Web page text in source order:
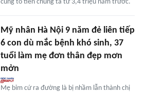
cùng tổ tiên chúng ta từ 3,4 triệu năm trước.
Mỹ nhân Hà Nội 9 năm đẻ liên tiếp
6 con dù mắc bệnh khó sinh, 37
tuổi làm mẹ đơn thân đẹp mơn
mởn
Mẹ bỉm cứ ra đường là bị nhầm lẫn thành chị